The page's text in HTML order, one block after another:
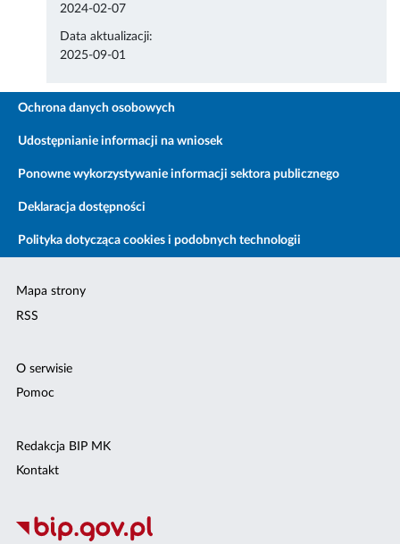
2024-02-07
Data aktualizacji:
2025-09-01
Ochrona danych osobowych
Udostępnianie informacji na wniosek
Ponowne wykorzystywanie informacji sektora publicznego
Deklaracja dostępności
Polityka dotycząca cookies i podobnych technologii
Mapa strony
RSS
O serwisie
Pomoc
Redakcja BIP MK
Kontakt